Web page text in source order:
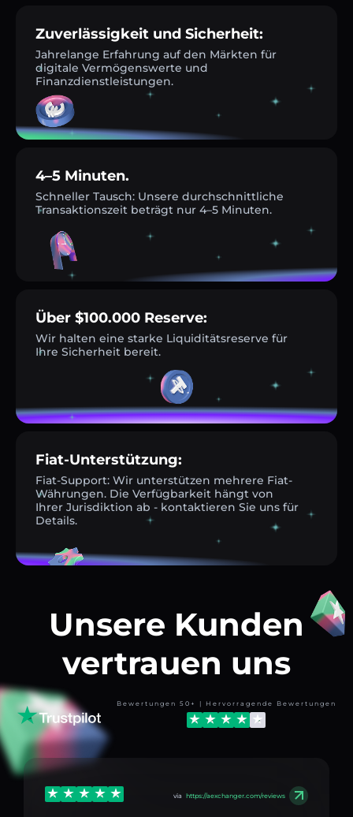
Zuverlässigkeit und Sicherheit:
Jahrelange Erfahrung auf den Märkten für
digitale Vermögenswerte und
Finanzdienstleistungen.
4–5 Minuten.
Schneller Tausch: Unsere durchschnittliche
Transaktionszeit beträgt nur 4–5 Minuten.
Über $100.000 Reserve:
Wir halten eine starke Liquiditätsreserve für
Ihre Sicherheit bereit.
Fiat-Unterstützung:
Fiat-Support: Wir unterstützen mehrere Fiat-
Währungen. Die Verfügbarkeit hängt von
Ihrer Jurisdiktion ab - kontaktieren Sie uns für
Details.
Unsere Kunden
vertrauen uns
Bewertungen 50+ | Hervorragende Bewertungen
via https://aexchanger.com/reviews